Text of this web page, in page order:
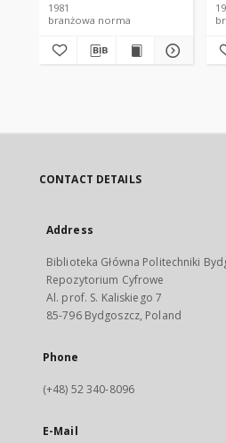
1981
branżowa norma
CONTACT DETAILS
Address
Biblioteka Główna Politechniki
Repozytorium Cyfrowe
Al. prof. S. Kaliskiego 7
85-796 Bydgoszcz, Poland
Phone
(+48) 52 340-8096
E-Mail